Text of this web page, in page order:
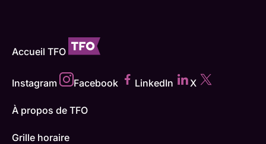
Accueil TFO
Instagram Facebook LinkedIn X
À propos de TFO
Grille horaire